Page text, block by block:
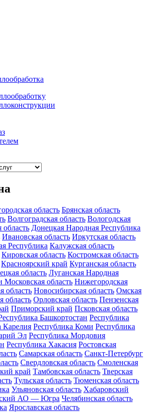
область Брянская область
Волгоградская область Вологодская
Донецкая Народная Республика
Ивановская область Иркутская область
Республика Калужская область
Кировская область Костромская область
Красноярский край Курганская область
область Луганская Народная
Московская область Нижегородская
область Новосибирская область Омская
область Орловская область Пензенская
Приморский край Псковская область
Башкортостан Республика
Карелия Республика Коми Республика
Эл Республика Мордовия
Республика Хакасия Ростовская
Самарская область Санкт-Петербург
Свердловская область Смоленская
край Тамбовская область Тверская
Тульская область Тюменская область
Ульяновская область Хабаровский
АО — Югра Челябинская область
Ярославская область